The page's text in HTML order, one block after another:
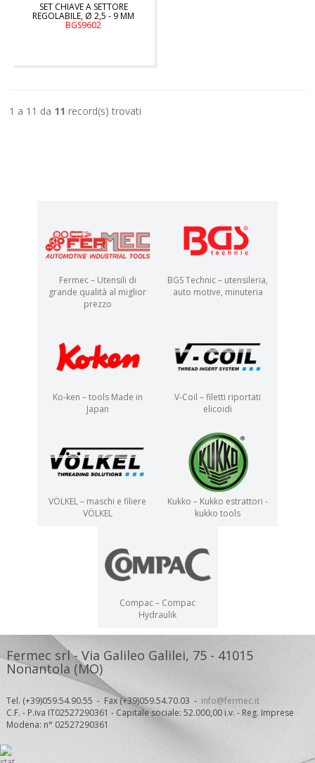
SET CHIAVE A SETTORE
REGOLABILE, Ø 2,5 - 9 MM
BGS9602
1 a 11 da 11 record(s) trovati
Fermec – Utensili di
grande qualità al miglior
prezzo
BGS Technic – utensileria,
auto motive, minuteria
Ko-ken – tools Made in
Japan
V-Coil – filetti riportati
elicoidi
VÖLKEL – maschi e filiere
VÖLKEL
Kukko – Kukko estrattori -
kukko tools
Compac – Compac
Hydraulik
Fermec srl - Via Galileo Galilei, 75 - 41015
Nonantola (MO)
Tel. (+39)059.54.90.55 - Fax (+39)059.54.70.03 - info@fermec.it
C.F. - P.iva IT02527290361 - Capitale sociale: 52.000,00 i.v. - Reg. Imprese
Modena: n° 02527290361